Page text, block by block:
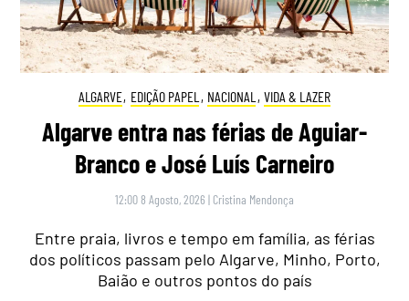
ALGARVE, EDIÇÃO PAPEL , NACIONAL , VIDA & LAZER
Algarve entra nas férias de Aguiar-
Branco e José Luís Carneiro
12:00 8 Agosto, 2026 | Cristina Mendonça
Entre praia, livros e tempo em família, as férias
dos políticos passam pelo Algarve, Minho, Porto,
Baião e outros pontos do país